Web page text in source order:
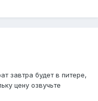
завтра будет в питере,
цену озвучьте